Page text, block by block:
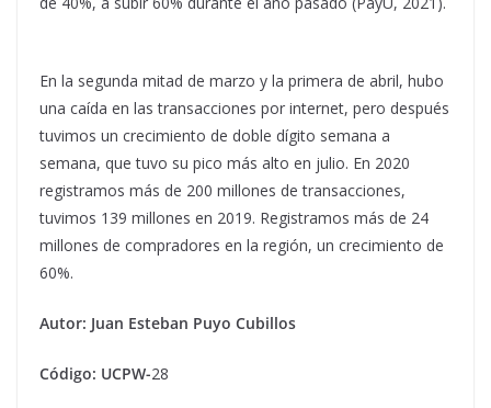
En la segunda mitad de marzo y la primera de abril, hubo
una caída en las transacciones por internet, pero después
tuvimos un crecimiento de doble dígito semana a
semana, que tuvo su pico más alto en julio. En 2020
registramos más de 200 millones de transacciones,
tuvimos 139 millones en 2019. Registramos más de 24
millones de compradores en la región, un crecimiento de
60%.
Autor: Juan Esteban Puyo Cubillos
Código: UCPW-28